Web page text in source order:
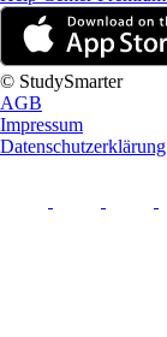
© StudySmarter
AGB
Impressum
Datenschutzerklärung